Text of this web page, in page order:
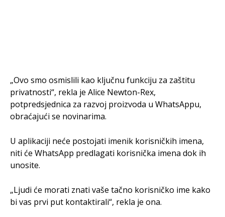
„Ovo smo osmislili kao ključnu funkciju za zaštitu
privatnosti“, rekla je Alice Newton-Rex,
potpredsjednica za razvoj proizvoda u WhatsAppu,
obraćajući se novinarima.
U aplikaciji neće postojati imenik korisničkih imena,
niti će WhatsApp predlagati korisnička imena dok ih
unosite.
„Ljudi će morati znati vaše tačno korisničko ime kako
bi vas prvi put kontaktirali“, rekla je ona.